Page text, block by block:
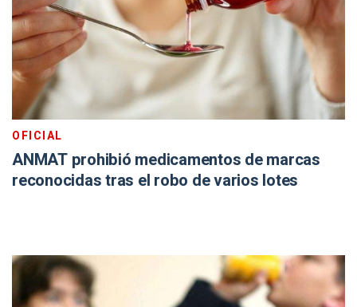
OFICIAL
ANMAT prohibió medicamentos de marcas
reconocidas tras el robo de varios lotes